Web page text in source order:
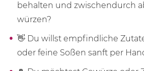
behalten und zwischendurch
würzen?
👋 Du willst empfindliche
oder feine Soßen sanft per